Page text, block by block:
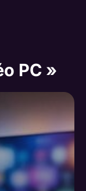
PC »